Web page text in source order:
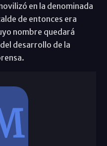
en la denominada
de entonces era
nombre quedará
desarrollo de la